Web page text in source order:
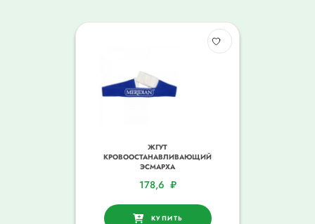
ЖГУТ
КРОВООСТАНАВЛИВАЮЩИЙ
ЭСМАРХА
178,6 ₽
КУПИТЬ